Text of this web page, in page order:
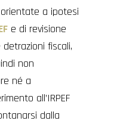
a ipotesi
e di revisione
fiscali,
non
né a
all’IRPEF
dalla